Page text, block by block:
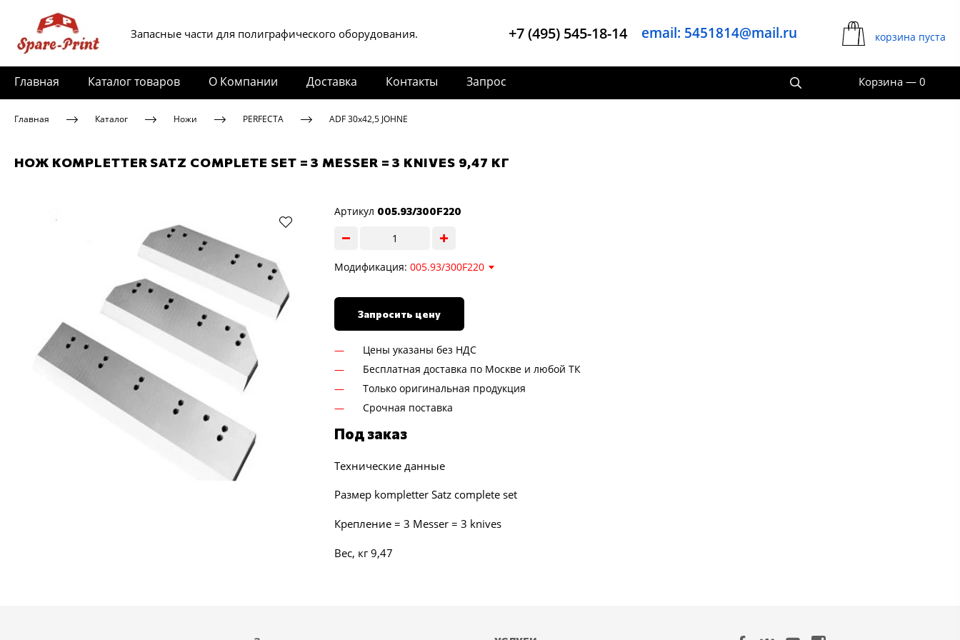
Запасные части для полиграфического оборудования. +7 (495) 545-18-14 email: 5451814@mail.ru корзина пуста
Главная Каталог товаров О Компании Доставка Контакты Запрос Корзина — 0
Главная Каталог Ножи PERFECTA ADF 30x42,5 JOHNE
НОЖ KOMPLETTER SATZ COMPLETE SET = 3 MESSER = 3 KNIVES 9,47 КГ
Артикул 005.93/300F220
Модификация: 005.93/300F220
Запросить цену
Цены указаны без НДС
Бесплатная доставка по Москве и любой ТК
Только оригинальная продукция
Срочная поставка
Под заказ
Технические данные
Размер kompletter Satz complete set
Крепление = 3 Messer = 3 knives
Вес, кг 9,47